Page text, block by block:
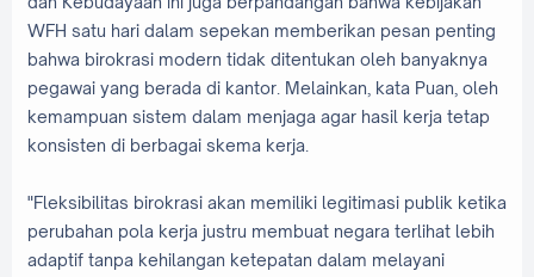
WFH satu hari dalam sepekan memberikan pesan penting
bahwa birokrasi modern tidak ditentukan oleh banyaknya
pegawai yang berada di kantor. Melainkan, kata Puan, oleh
kemampuan sistem dalam menjaga agar hasil kerja tetap
konsisten di berbagai skema kerja.
"Fleksibilitas birokrasi akan memiliki legitimasi publik ketika
perubahan pola kerja justru membuat negara terlihat lebih
adaptif tanpa kehilangan ketepatan dalam melayani